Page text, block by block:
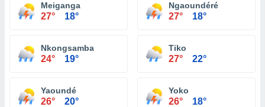
Meiganga
27° 18°
Ngaoundéré
27° 18°
Nkongsamba
24° 19°
Tiko
27° 22°
Yaoundé
26° 20°
Yoko
26° 18°